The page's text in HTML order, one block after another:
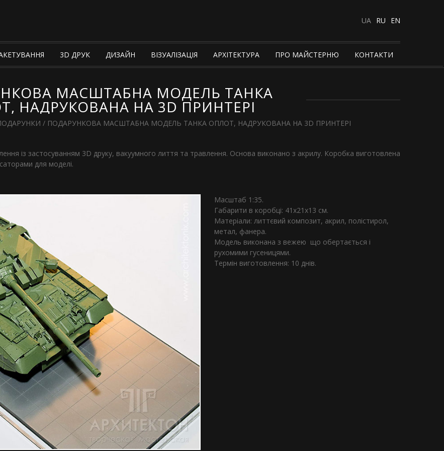
UA RU EN
3D ДРУК ДИЗАЙН ВІЗУАЛІЗАЦІЯ АРХІТЕКТУРА ПРО МАЙСТЕРНЮ КОНТАКТИ
МАСШТАБНА МОДЕЛЬ ТАНКА
НАДРУКОВАНА НА 3D ПРИНТЕРІ
/ ПОДАРУНКОВА МАСШТАБНА МОДЕЛЬ ТАНКА ОПЛОТ, НАДРУКОВАНА НА 3D ПРИНТЕРІ
із застосуванням 3D друку, вакуумного лиття та травлення. Основа виконано з акрилу. Коробка виготовлена
для моделі.
Масштаб 1:35.
Габарити в коробці: 41х21х13 см.
Матеріали: литтєвий композит, акрил, полістирол,
метал, фанера.
Модель виконана з вежею що обертається і
рухомими гусеницями.
Термін виготовлення: 10 днів.